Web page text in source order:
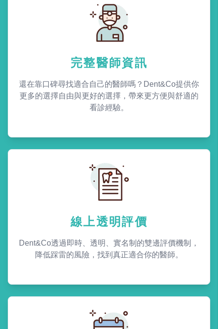
完整醫師資訊
還在靠口碑尋找適合自己的醫師嗎？Dent&Co提供你
更多的選擇自由與更好的選擇，帶來更方便與舒適的
看診經驗。
線上透明評價
Dent&Co透過即時、透明、實名制的雙邊評價機制，
降低踩雷的風險，找到真正適合你的醫師。